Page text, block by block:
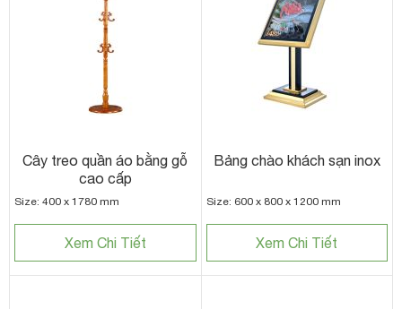
Cây treo quần áo bằng gỗ
cao cấp
Size: 400 x 1780 mm
Xem Chi Tiết
Bảng chào khách sạn inox
Size: 600 x 800 x 1200 mm
Xem Chi Tiết